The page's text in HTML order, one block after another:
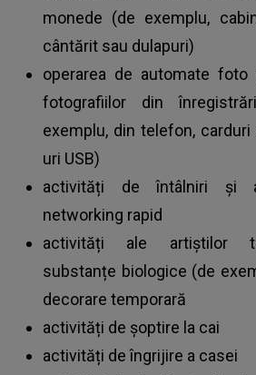
monede (de exemplu,
cântărit sau dulapuri)
operarea de automate foto
fotografiilor din
exemplu, din telefon,
uri USB)
activități de întâlniri și
networking rapid
activități ale artiștilor
substanțe biologice (de
decorare temporară
activități de șoptire la cai
activități de îngrijire a casei